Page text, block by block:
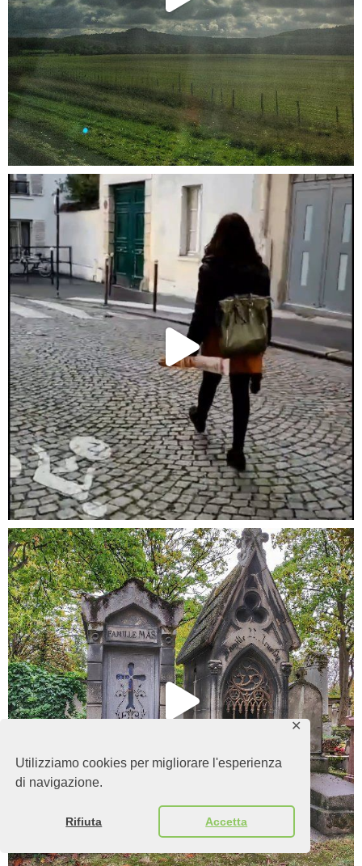
Utilizziamo cookies per migliorare l'esperienza
di navigazione.
Rifiuta Accetta
✕